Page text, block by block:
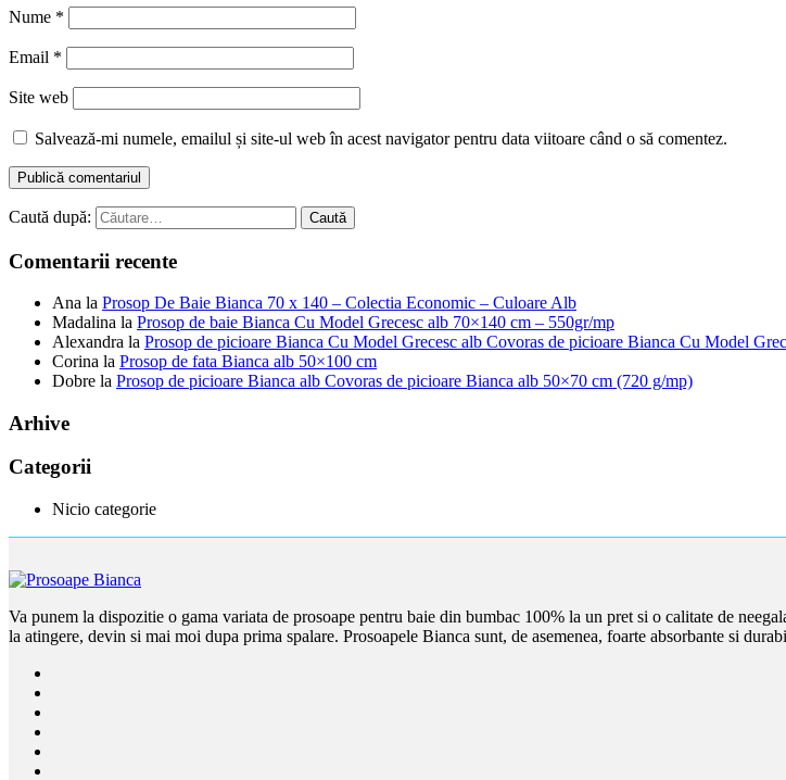
Nume *
Email *
Site web
Salvează-mi numele, emailul și site-ul web în acest navigator pentru data viitoare când o să comentez.
Caută după:
Comentarii recente
Ana la Prosop De Baie Bianca 70 x 140 – Colectia Economic – Culoare Alb
Madalina la Prosop de baie Bianca Cu Model Grecesc alb 70×140 cm – 550gr/mp
Alexandra la Prosop de picioare Bianca Cu Model Grecesc alb Covoras de picioare Bianca Cu Model
Corina la Prosop de fata Bianca alb 50×100 cm
Dobre la Prosop de picioare Bianca alb Covoras de picioare Bianca alb 50×70 cm (720 g/mp)
Arhive
Categorii
Nicio categorie
Va punem la dispozitie o gama variata de prosoape pentru baie din bumbac 100% la un pret si o calitate de
la atingere, devin si mai moi dupa prima spalare. Prosoapele Bianca sunt, de asemenea, foarte absorbante si